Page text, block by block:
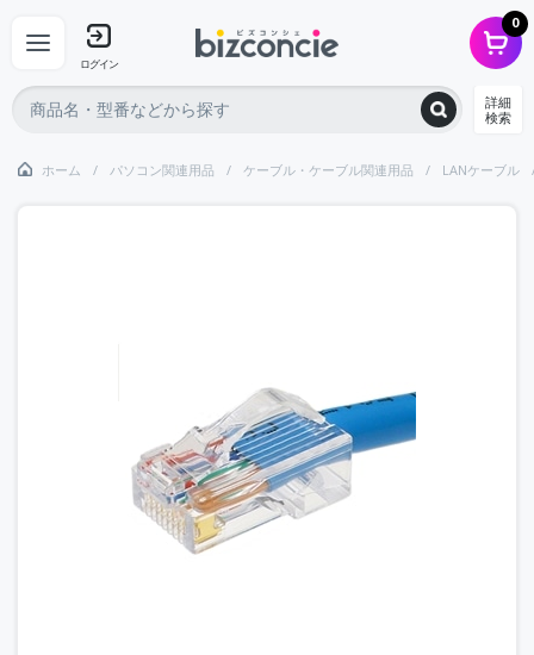
ログイン
0
詳細
検索
ホーム パソコン関連用品 ケーブル・ケーブル関連用品 LANケーブル